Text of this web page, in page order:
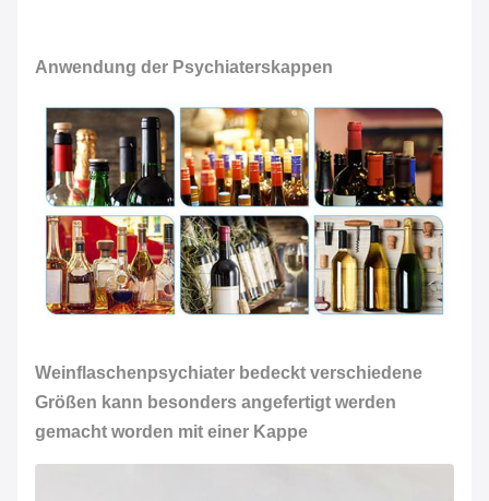
Anwendung der Psychiaterskappen
Weinflaschenpsychiater bedeckt verschiedene
Größen kann besonders angefertigt werden
gemacht worden mit einer Kappe